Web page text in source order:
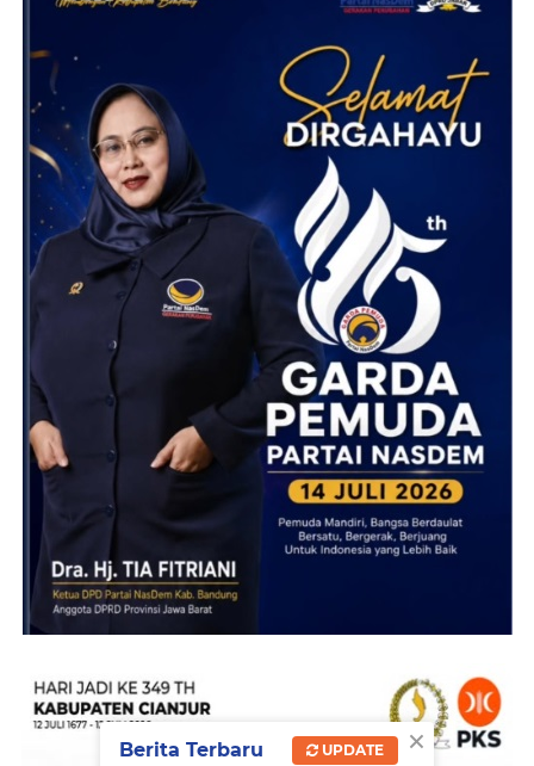
×
Berita Terbaru UPDATE